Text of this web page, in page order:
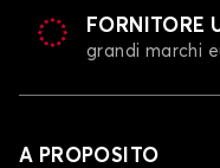
FORNITORE
grandi marchi
A PROPOSITO